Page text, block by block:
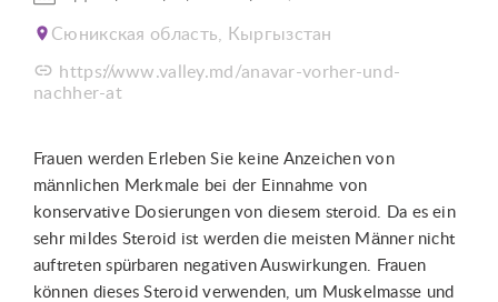
Сюникская область, Кыргызстан
https://www.valley.md/anavar-vorher-und-
nachher-at
Frauen werden Erleben Sie keine Anzeichen von
männlichen Merkmale bei der Einnahme von
konservative Dosierungen von diesem steroid. Da es ein
sehr mildes Steroid ist werden die meisten Männer nicht
auftreten spürbaren negativen Auswirkungen. Frauen
können dieses Steroid verwenden, um Muskelmasse und